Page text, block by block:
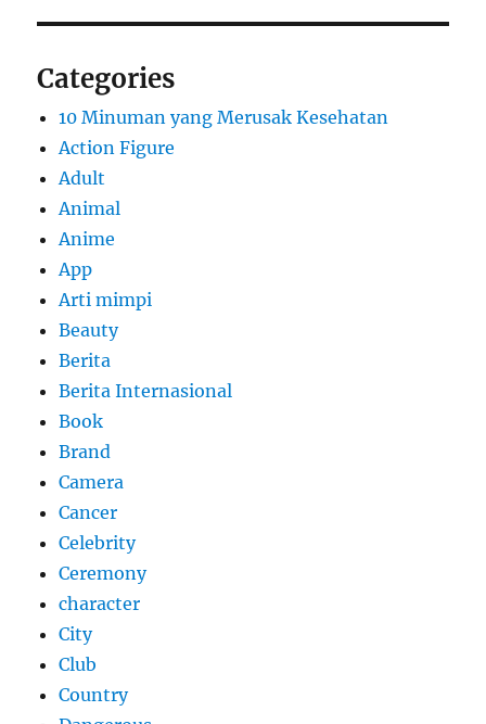
Categories
10 Minuman yang Merusak Kesehatan
Action Figure
Adult
Animal
Anime
App
Arti mimpi
Beauty
Berita
Berita Internasional
Book
Brand
Camera
Cancer
Celebrity
Ceremony
character
City
Club
Country